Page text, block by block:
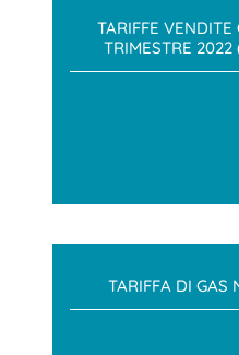
TARIFFE
TRIMESTRE
TARIFFA DI GAS